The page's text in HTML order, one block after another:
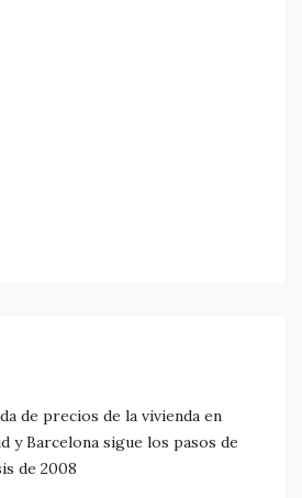
de precios de la vivienda en
y Barcelona sigue los pasos de
de 2008